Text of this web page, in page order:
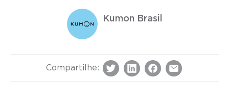
Kumon Brasil
Compartilhe: